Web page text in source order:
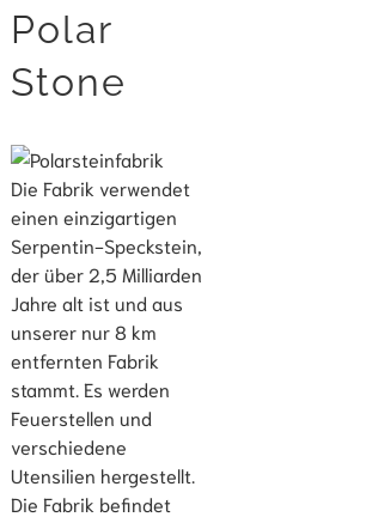
Polar
Stone
Die Fabrik verwendet
einen einzigartigen
Serpentin-Speckstein,
der über 2,5 Milliarden
Jahre alt ist und aus
unserer nur 8 km
entfernten Fabrik
stammt. Es werden
Feuerstellen und
verschiedene
Utensilien hergestellt.
Die Fabrik befindet